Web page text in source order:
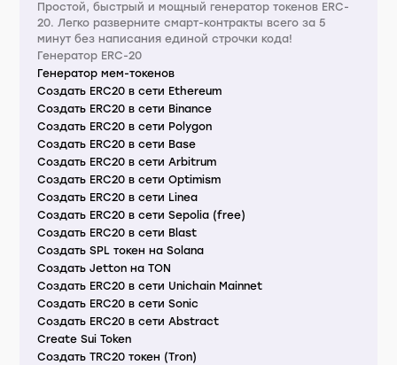
Простой, быстрый и мощный генератор токенов ERC-
20. Легко разверните смарт-контракты всего за 5
минут без написания единой строчки кода!
Генератор ERC-20
Генератор мем-токенов
Создать ERC20 в сети Ethereum
Создать ERC20 в сети Binance
Создать ERC20 в сети Polygon
Создать ERC20 в сети Base
Создать ERC20 в сети Arbitrum
Создать ERC20 в сети Optimism
Создать ERC20 в сети Linea
Создать ERC20 в сети Sepolia (free)
Создать ERC20 в сети Blast
Создать SPL токен на Solana
Создать Jetton на TON
Создать ERC20 в сети Unichain Mainnet
Создать ERC20 в сети Sonic
Создать ERC20 в сети Abstract
Create Sui Token
Создать TRC20 токен (Tron)